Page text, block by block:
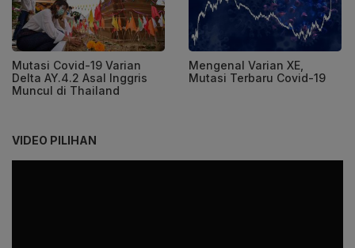
Mutasi Covid-19 Varian
Delta AY.4.2 Asal Inggris
Muncul di Thailand
Mengenal Varian XE,
Mutasi Terbaru Covid-19
VIDEO PILIHAN